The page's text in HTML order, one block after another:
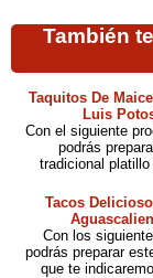
También
Taquitos De
Luis
Con el siguiente
podrás
tradicional
Tacos
Con los
podrás preparar
que te